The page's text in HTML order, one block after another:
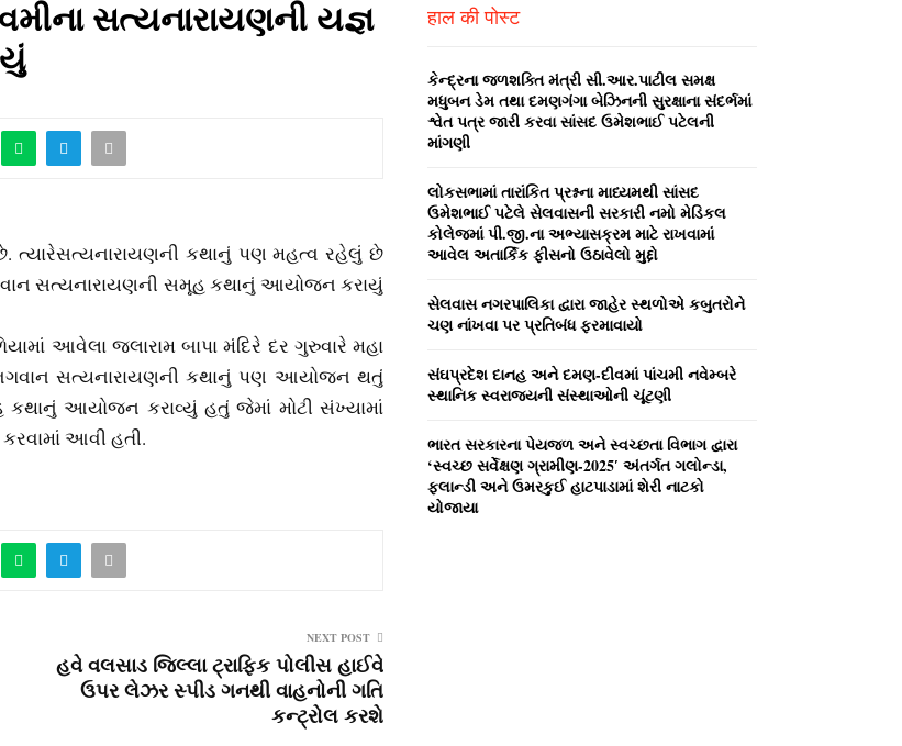
સત્‍યનારાયણની યજ્ઞ
ત્‍યારેસત્‍યનારાયણની કથાનું પણ મહત્‍વ રહેલું છે
સત્‍યનારાયણની સમૂહ કથાનું આયોજન કરાયું
આવેલા જલારામ બાપા મંદિરે દર ગુરુવારે મહા
સત્‍યનારાયણની કથાનું પણ આયોજન થતું
આયોજન કરાવ્‍યું હતું જેમાં મોટી સંખ્‍યામાં
આવી હતી.
NEXT POST
હવે વલસાડ જિલ્લા ટ્રાફિક પોલીસ હાઈવે
ઉપર લેઝર સ્‍પીડ ગનથી વાહનોની ગતિ
કન્‍ટ્રોલ કરશે
h
o
r
:
R
हाल की पोस्ट
કેન્‍દ્રના જળશક્‍તિ મંત્રી સી.આર.પાટીલ સમક્ષ
મધુબન ડેમ તથા દમણગંગા બેઝિનની સુરક્ષાના સંદર્ભમાં
શ્વેત પત્ર જારી કરવા સાંસદ ઉમેશભાઈ પટેલની
માંગણી
લોકસભામાં તારાંકિત પ્રશ્નના માધ્‍યમથી સાંસદ
ઉમેશભાઈ પટેલે સેલવાસની સરકારી નમો મેડિકલ
કોલેજમાં પી.જી.ના અભ્‍યાસક્રમ માટે રાખવામાં
આવેલ અતાર્કિક ફીસનો ઉઠાવેલો મુદ્દો
સેલવાસ નગરપાલિકા દ્વારા જાહેર સ્‍થળોએ કબુતરોને
ચણ નાંખવા પર પ્રતિબંધ ફરમાવાયો
સંઘપ્રદેશ દાનહ અને દમણ-દીવમાં પાંચમી નવેમ્‍બરે
સ્‍થાનિક સ્‍વરાજ્‍યની સંસ્‍થાઓની ચૂંટણી
ભારત સરકારના પેયજળ અને સ્‍વચ્‍છતા વિભાગ દ્વારા
‘સ્‍વચ્‍છ સર્વેક્ષણ ગ્રામીણ-2025′ અંતર્ગત ગલોન્‍ડા,
ફલાન્‍ડી અને ઉમરકુઈ હાટપાડામાં શેરી નાટકો
યોજાયા